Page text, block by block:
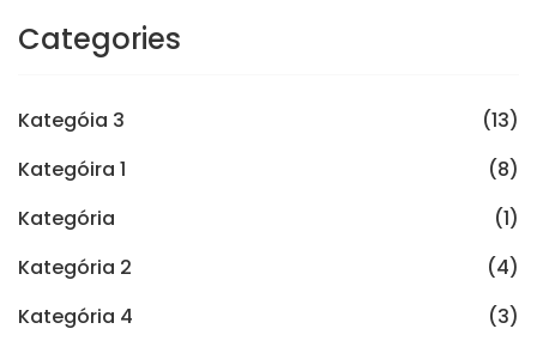
Categories
Kategóia 3
(13)
Kategóira 1
(8)
Kategória
(1)
Kategória 2
(4)
Kategória 4
(3)